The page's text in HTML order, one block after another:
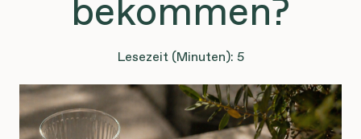
bekommen?
Lesezeit (Minuten): 5